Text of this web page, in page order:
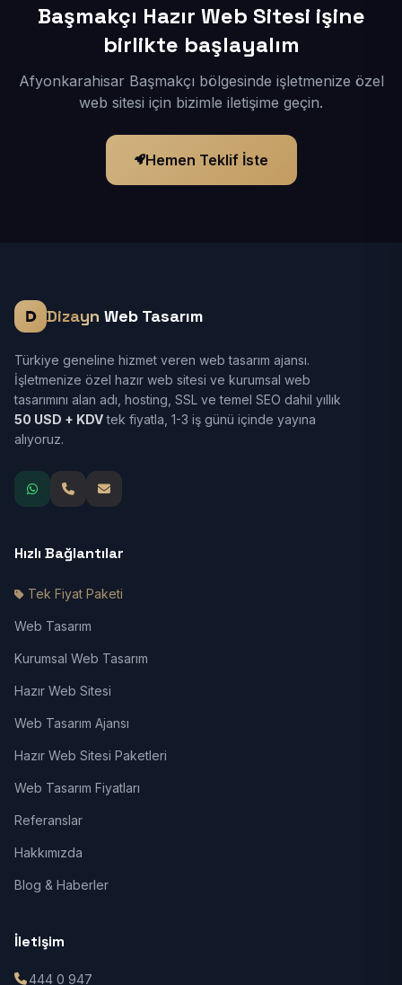
Başmakçı Hazır Web Sitesi işine
birlikte başlayalım
Afyonkarahisar Başmakçı bölgesinde işletmenize özel
web sitesi için bizimle iletişime geçin.
Hemen Teklif İste
Dizayn Web Tasarım
Türkiye geneline hizmet veren web tasarım ajansı.
İşletmenize özel hazır web sitesi ve kurumsal web
tasarımını alan adı, hosting, SSL ve temel SEO dahil yıllık
50 USD + KDVtek fiyatla, 1-3 iş günü içinde yayına
alıyoruz.
Hızlı Bağlantılar
Tek Fiyat Paketi
Web Tasarım
Kurumsal Web Tasarım
Hazır Web Sitesi
Web Tasarım Ajansı
Hazır Web Sitesi Paketleri
Web Tasarım Fiyatları
Referanslar
Hakkımızda
Blog & Haberler
İletişim
444 0 947